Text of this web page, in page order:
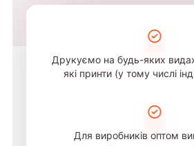
Друкуємо на будь-яких
які принти (у тому числі
Для виробників оптом